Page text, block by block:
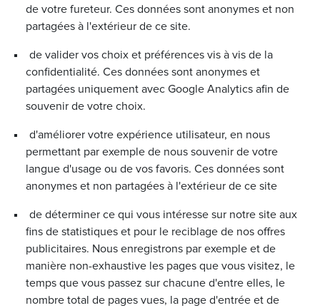
de votre fureteur. Ces données sont anonymes et non
partagées à l'extérieur de ce site.
de valider vos choix et préférences vis à vis de la
confidentialité. Ces données sont anonymes et
partagées uniquement avec Google Analytics afin de
souvenir de votre choix.
d'améliorer votre expérience utilisateur, en nous
permettant par exemple de nous souvenir de votre
langue d'usage ou de vos favoris. Ces données sont
anonymes et non partagées à l'extérieur de ce site
de déterminer ce qui vous intéresse sur notre site aux
fins de statistiques et pour le reciblage de nos offres
publicitaires. Nous enregistrons par exemple et de
manière non-exhaustive les pages que vous visitez, le
temps que vous passez sur chacune d'entre elles, le
nombre total de pages vues, la page d'entrée et de